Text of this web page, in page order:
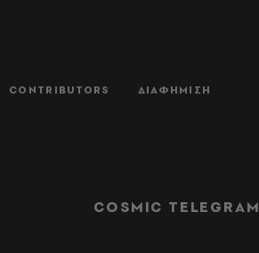
CONTRIBUTORS ΔΙΑΦΗΜΙΣΗ
COSMIC TELEGRAM